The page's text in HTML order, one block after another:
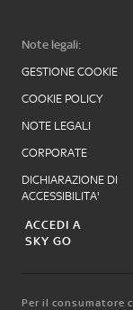
Note legali:
GESTIONE COOKIE
COOKIE POLICY
NOTE LEGALI
CORPORATE
DICHIARAZIONE DI
ACCESSIBILITA'
ACCEDI A
SKY GO
Per il consumatore